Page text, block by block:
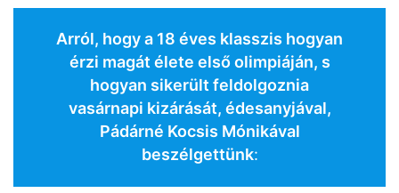
Arról, hogy a 18 éves klasszis hogyan
érzi magát élete első olimpiáján, s
hogyan sikerült feldolgoznia
vasárnapi kizárását, édesanyjával,
Pádárné Kocsis Mónikával
beszélgettünk: